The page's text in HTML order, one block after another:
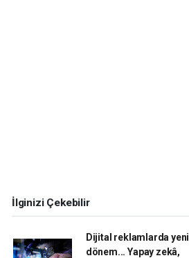
İlginizi Çekebilir
Dijital reklamlarda yeni
dönem... Yapay zekâ,